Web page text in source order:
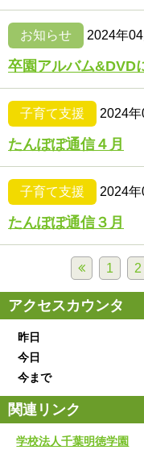
お知らせ 2024年
卒園アルバム&DVD
子育て支援 2024
たんぽぽ通信４月
子育て支援 2024
たんぽぽ通信３月
1 2
アクセスカウンタ
昨日
今日
今まで
関連リンク
学校法人千葉明徳学園